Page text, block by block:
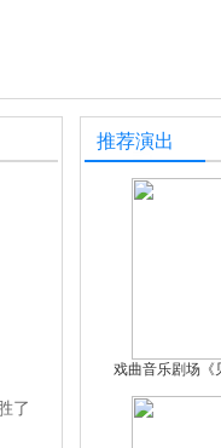
了
推荐演出
戏曲音乐剧场《